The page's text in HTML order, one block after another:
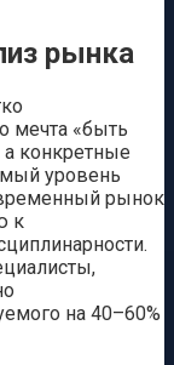
рынка
мечта «быть
конкретные
уровень
рынок
к
на 40–60%